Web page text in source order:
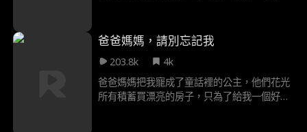
婆李桂英電話均被麻將聲掩蓋，便焦急聯繫丈
夫陳朗，但陳朗正與初戀約會漠不關心，反指
責妻子小題大做拒絕溝通。最終姜阮找到可可
時已因煤氣中毒過久身亡。陳朗始終不信，直
至在殯儀館見到女兒可可遺像，才被迫面對這
爸爸媽媽，請別忘記我
203.8k
4k
爸爸媽媽把我寵成了童話裡的公主，他們花光
所有積蓄買漂亮的房子，只為了給我一個好的